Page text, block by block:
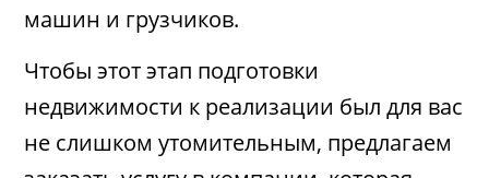
машин и грузчиков.
Чтобы этот этап подготовки
недвижимости к реализации был для вас
не слишком утомительным, предлагаем